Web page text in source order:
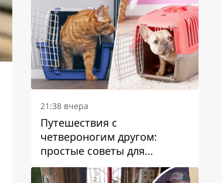
21:38 вчера
Путешествия с
четвероногим другом:
простые советы для
поездок с животными